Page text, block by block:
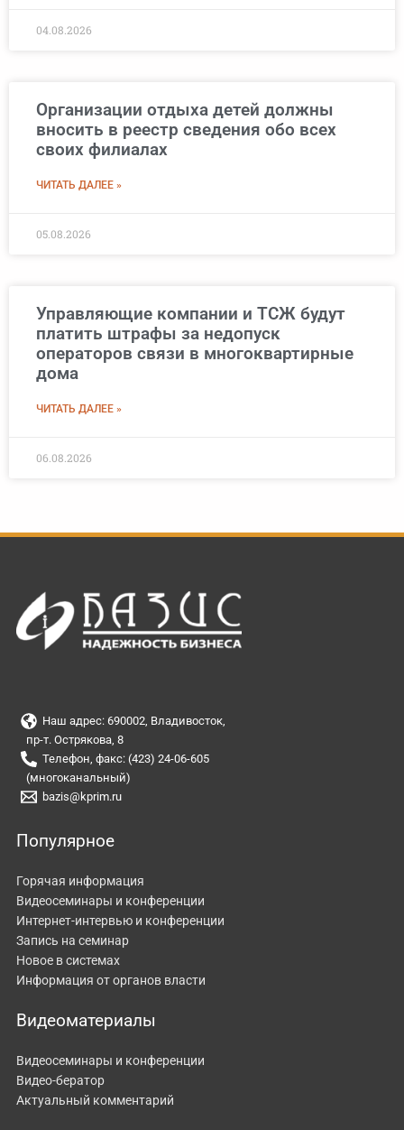
04.08.2026
Организации отдыха детей должны
вносить в реестр сведения обо всех
своих филиалах
ЧИТАТЬ ДАЛЕЕ »
05.08.2026
Управляющие компании и ТСЖ будут
платить штрафы за недопуск
операторов связи в многоквартирные
дома
ЧИТАТЬ ДАЛЕЕ »
06.08.2026
Наш адрес: 690002, Владивосток,
пр-т. Острякова, 8
Телефон, факс: (423) 24-06-605
(многоканальный)
bazis@kprim.ru
Популярное
Горячая информация
Видеосеминары и конференции
Интернет-интервью и конференции
Запись на семинар
Новое в системах
Информация от органов власти
Видеоматериалы
Видеосеминары и конференции
Видео-бератор
Актуальный комментарий